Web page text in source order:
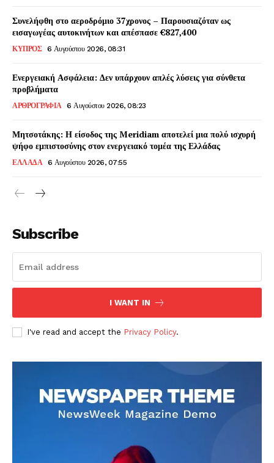
Συνελήφθη στο αεροδρόμιο 37χρονος – Παρουσιαζόταν ως
εισαγωγέας αυτοκινήτων και απέσπασε €827,400
ΚΥΠΡΟΣ 6 Αυγούστου 2026, 08:31
Ενεργειακή Ασφάλεια: Δεν υπάρχουν απλές λύσεις για σύνθετα
προβλήματα
ΑΡΘΡΟΓΡΑΦΙΑ 6 Αυγούστου 2026, 08:23
Μητσοτάκης: Η είσοδος της Meridiam αποτελεί μια πολύ ισχυρή
ψήφο εμπιστοσύνης στον ενεργειακό τομέα της Ελλάδας
ΕΛΛΑΔΑ 6 Αυγούστου 2026, 07:55
Subscribe
I WANT IN
I've read and accept the Privacy Policy.